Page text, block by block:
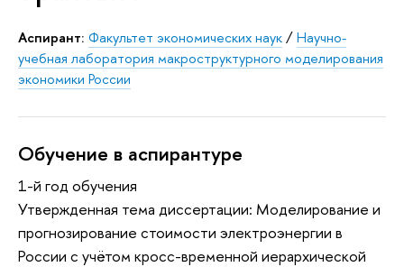
Аспирант: Факультет экономических наук/Научно-
учебная лаборатория макроструктурного моделирования
экономики России
Обучение в аспирантуре
1-й год обучения
Утвержденная тема диссертации: Моделирование и
прогнозирование стоимости электроэнергии в
России с учётом кросс-временной иерархической